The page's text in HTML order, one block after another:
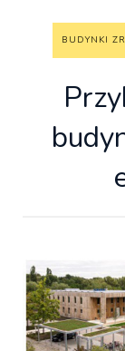
BUDYNKI